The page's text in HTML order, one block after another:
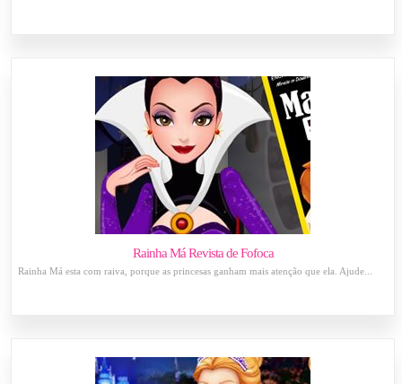
Rainha Má Revista de Fofoca
Rainha Má esta com raiva, porque as princesas ganham mais atenção que ela. Ajude...